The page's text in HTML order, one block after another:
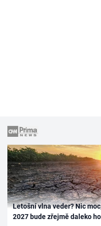
Letošní vlna veder? Nic
2027 bude zřejmě daleko